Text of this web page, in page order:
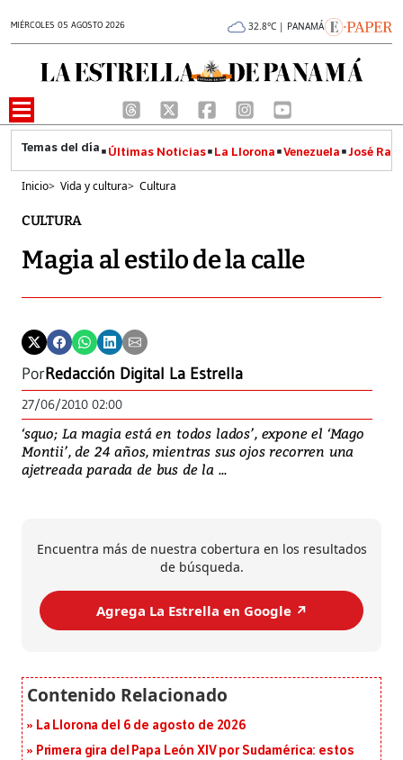
MIÉRCOLES 05 AGOSTO 2026 32.8°C | PANAMÁ
Últimas Noticias La Llorona Venezuela José
Inicio> Vida y cultura> Cultura
CULTURA
Magia al estilo de la calle
PorRedacción Digital La Estrella
27/06/2010 02:00
‘squo; La magia está en todos lados’, expone el ‘Mago
Montii’, de 24 años, mientras sus ojos recorren una
ajetreada parada de bus de la ...
Encuentra más de nuestra cobertura en los resultados
de búsqueda.
Agrega La Estrella en Google ↗️
La Llorona del 6 de agosto de 2026
Primera gira del Papa León XIV por Sudamérica: estos